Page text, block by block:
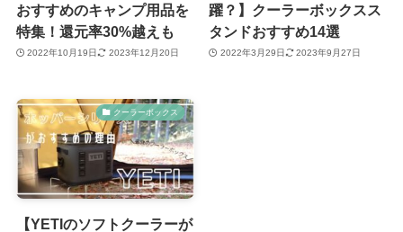
おすすめのキャンプ用品を
特集！還元率30%越えも
2022年10月19日 2023年12月20日
躍？】クーラーボックスス
タンドおすすめ14選
2022年3月29日 2023年9月27日
クーラーボックス
【YETIのソフトクーラーが